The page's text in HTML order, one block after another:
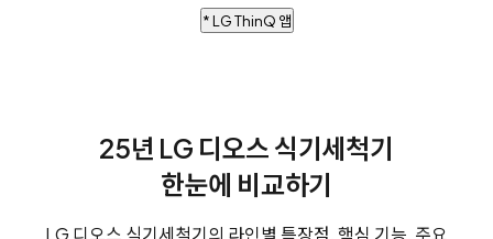
* LG ThinQ 앱
25년 LG 디오스 식기세척기
한눈에 비교하기
LG 디오스 식기세척기의 라인별 특장점, 핵심 기능, 주요